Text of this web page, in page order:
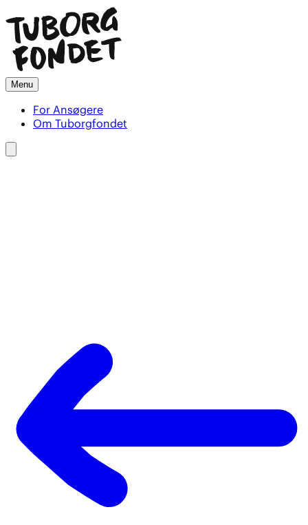
Menu
For Ansøgere
Om Tuborgfondet